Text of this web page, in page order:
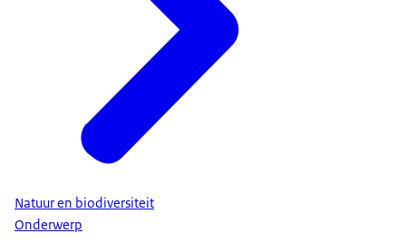
Natuur en biodiversiteit
Onderwerp